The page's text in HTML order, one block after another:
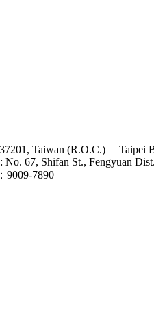
Taiwan (R.O.C.)
Taipei
No. 67, Shifan St., Fengyuan
9009-7890